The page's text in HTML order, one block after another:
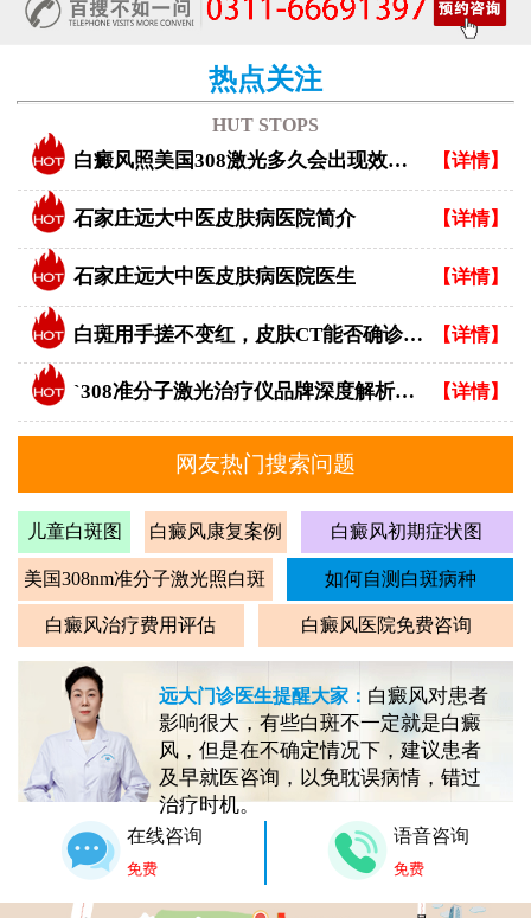
热点关注
HUT STOPS
白癜风照美国308激光多久会出现效果？ 【详情】
石家庄远大中医皮肤病医院简介 【详情】
石家庄远大中医皮肤病医院医生 【详情】
白斑用手搓不变红，皮肤CT能否确诊白癜风？ 【详情】
`308准分子激光治疗仪品牌深度解析：专业视角下的优选指南` 【详情】
网友热门搜索问题
儿童白斑图 白癜风康复案例 白癜风初期症状图
美国308nm准分子激光照白斑 如何自测白斑病种
白癜风治疗费用评估 白癜风医院免费咨询
远大门诊医生提醒大家： 白癜风对患者
影响很大，有些白斑不一定就是白癜
风，但是在不确定情况下，建议患者
及早就医咨询，以免耽误病情，错过
治疗时机。
在线咨询
免费
语音咨询
免费